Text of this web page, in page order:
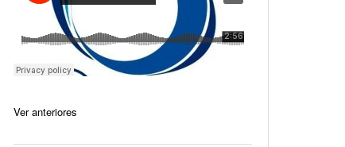
Ver anteriores